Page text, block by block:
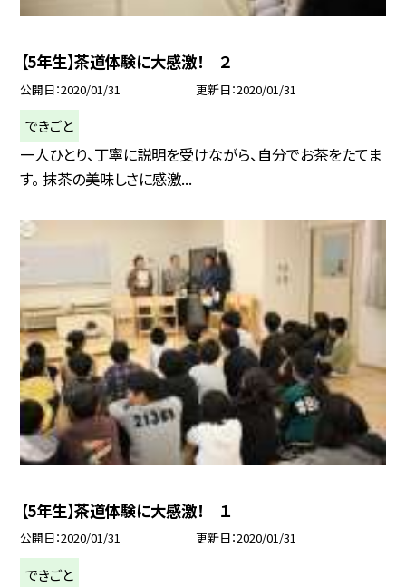
【5年生】茶道体験に大感激！ ２
公開日 2020/01/31 更新日 2020/01/31
できごと
一人ひとり、丁寧に説明を受けながら、自分でお茶をたてま
す。 抹茶の美味しさに感激...
【5年生】茶道体験に大感激！ １
公開日 2020/01/31 更新日 2020/01/31
できごと